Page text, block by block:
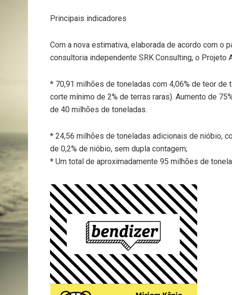
Principais indicadores
Com a nova estimativa, elaborada de acordo com o
consultoria independente SRK Consulting, o Projeto
* 70,91 milhões de toneladas com 4,06% de teor
corte mínimo de 2% de terras raras). Aumento de
de 40 milhões de toneladas.
* 24,56 milhões de toneladas adicionais de nióbio,
de 0,2% de nióbio, sem dupla contagem;
* Um total de aproximadamente 95 milhões de